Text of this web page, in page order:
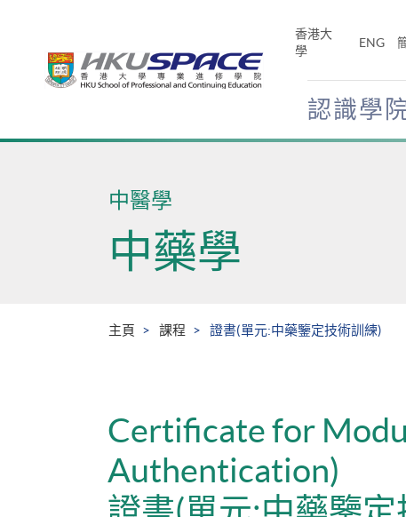
香港大
學
ENG
認識學
Main
中醫學
中藥學
主頁 課程 證書(單元:中藥鑒定技術訓練)
Certificate for
Authentication)